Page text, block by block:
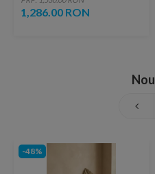
90 x H5 cm, alb
1,286.00 RON
-48%